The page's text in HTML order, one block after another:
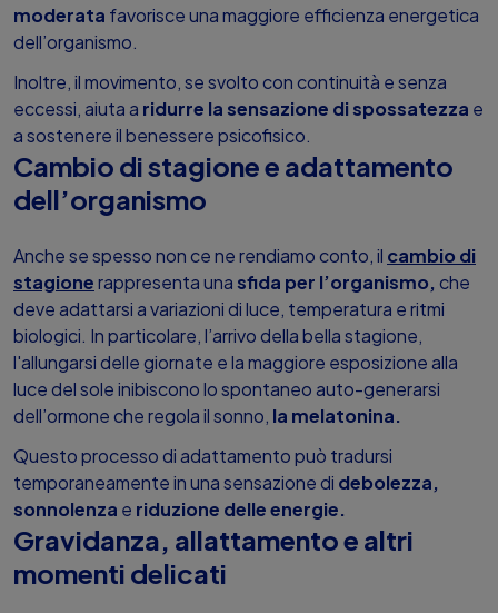
moderata favorisce una maggiore efficienza energetica
dell’organismo.
Inoltre, il movimento, se svolto con continuità e senza
eccessi, aiuta a ridurre la sensazione di spossatezza e
a sostenere il benessere psicofisico.
Cambio di stagione e adattamento
dell’organismo
Anche se spesso non ce ne rendiamo conto, il cambio di
stagionerappresenta unasfida per l’organismo, che
deve adattarsi a variazioni di luce, temperatura e ritmi
biologici. In particolare, l’arrivo della bella stagione,
l'allungarsi delle giornate e la maggiore esposizione alla
luce del sole inibiscono lo spontaneo auto-generarsi
dell’ormone che regola il sonno, la melatonina.
Questo processo di adattamento può tradursi
temporaneamente in una sensazione di debolezza,
sonnolenza e riduzione delle energie.
Gravidanza, allattamento e altri
momenti delicati